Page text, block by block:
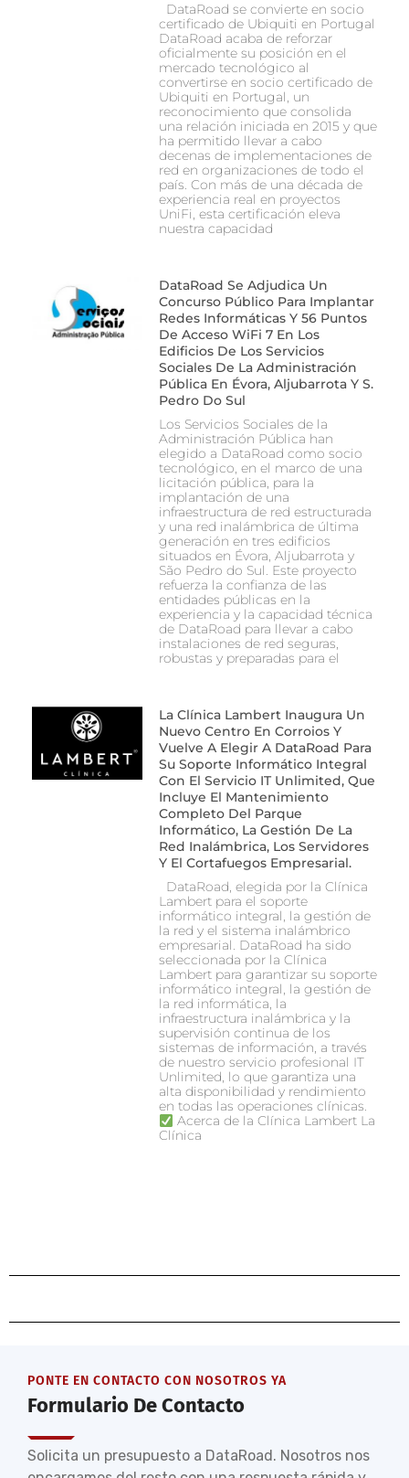
DataRoad se convierte en socio
certificado de Ubiquiti en Portugal
DataRoad acaba de reforzar
oficialmente su posición en el
mercado tecnológico al
convertirse en socio certificado de
Ubiquiti en Portugal, un
reconocimiento que consolida
una relación iniciada en 2015 y que
ha permitido llevar a cabo
decenas de implementaciones de
red en organizaciones de todo el
país. Con más de una década de
experiencia real en proyectos
UniFi, esta certificación eleva
nuestra capacidad
DataRoad Se Adjudica Un
Concurso Público Para Implantar
Redes Informáticas Y 56 Puntos
De Acceso WiFi 7 En Los
Edificios De Los Servicios
Sociales De La Administración
Pública En Évora, Aljubarrota Y S.
Pedro Do Sul
Los Servicios Sociales de la
Administración Pública han
elegido a DataRoad como socio
tecnológico, en el marco de una
licitación pública, para la
implantación de una
infraestructura de red estructurada
y una red inalámbrica de última
generación en tres edificios
situados en Évora, Aljubarrota y
São Pedro do Sul. Este proyecto
refuerza la confianza de las
entidades públicas en la
experiencia y la capacidad técnica
de DataRoad para llevar a cabo
instalaciones de red seguras,
robustas y preparadas para el
La Clínica Lambert Inaugura Un
Nuevo Centro En Corroios Y
Vuelve A Elegir A DataRoad Para
Su Soporte Informático Integral
Con El Servicio IT Unlimited, Que
Incluye El Mantenimiento
Completo Del Parque
Informático, La Gestión De La
Red Inalámbrica, Los Servidores
Y El Cortafuegos Empresarial.
DataRoad, elegida por la Clínica
Lambert para el soporte
informático integral, la gestión de
la red y el sistema inalámbrico
empresarial. DataRoad ha sido
seleccionada por la Clínica
Lambert para garantizar su soporte
informático integral, la gestión de
la red informática, la
infraestructura inalámbrica y la
supervisión continua de los
sistemas de información, a través
de nuestro servicio profesional IT
Unlimited, lo que garantiza una
alta disponibilidad y rendimiento
en todas las operaciones clínicas.
Acerca de la Clínica Lambert La
Clínica
PONTE EN CONTACTO CON NOSOTROS YA
Formulario De Contacto
Solicita un presupuesto a DataRoad. Nosotros nos